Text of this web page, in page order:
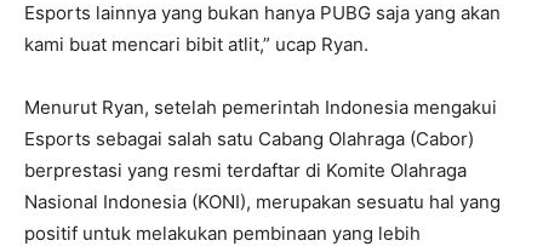
Esports lainnya yang bukan hanya PUBG saja yang akan
kami buat mencari bibit atlit,” ucap Ryan.
Menurut Ryan, setelah pemerintah Indonesia mengakui
Esports sebagai salah satu Cabang Olahraga (Cabor)
berprestasi yang resmi terdaftar di Komite Olahraga
Nasional Indonesia (KONI), merupakan sesuatu hal yang
positif untuk melakukan pembinaan yang lebih